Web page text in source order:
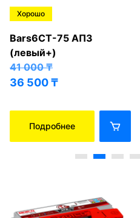
Хорошо
Bars6СТ-75 АПЗ
(левый+)
41 000₸
36 500₸
Подробнее